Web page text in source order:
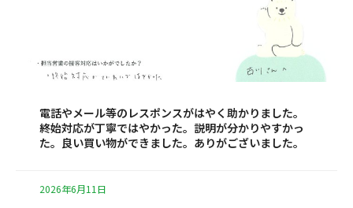
電話やメール等のレスポンスがはやく助かりました。
終始対応が丁寧ではやかった。説明が分かりやすかっ
た。良い買い物ができました。ありがございました。
2026年6月11日